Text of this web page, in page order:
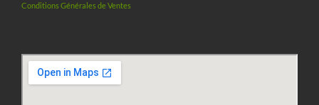
Conditions Générales de Ventes